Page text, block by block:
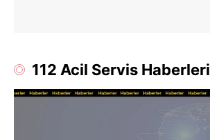
112 Acil Servis Haberleri